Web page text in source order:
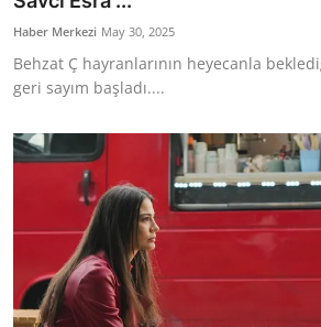
Haber Merkezi May 30, 2025
Behzat Ç hayranlarının heyecanla
geri sayım başladı....